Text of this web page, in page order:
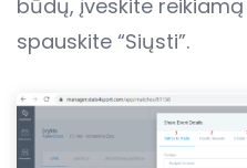
būdų, įveskite
spauskite “Siųsti”.